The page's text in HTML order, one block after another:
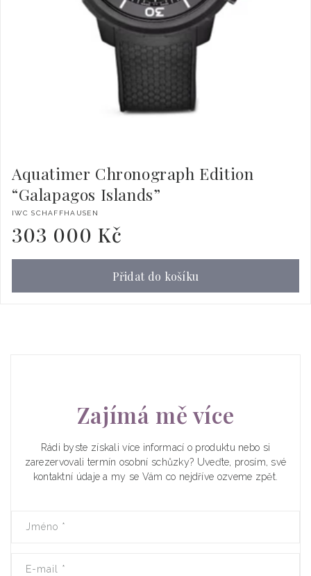
Aquatimer Chronograph Edition
“Galapagos Islands”
Dodavatel:
IWC SCHAFFHAUSEN
Běžná
cena
303 000 Kč
Přidat do košíku
Zajímá mě více
Rádi byste získali více informací o produktu nebo si
zarezervovali termín osobní schůzky? Uveďte, prosím, své
kontaktní údaje a my se Vám co nejdříve ozveme zpět.
Jméno *
E-mail *